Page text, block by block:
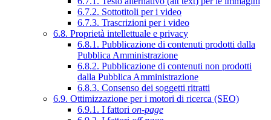
6.7.2. Sottotitoli per i video
6.7.3. Trascrizioni per i video
6.8. Proprietà intellettuale e privacy
6.8.1. Pubblicazione di contenuti prodotti dalla
Pubblica Amministrazione
6.8.2. Pubblicazione di contenuti non prodotti
dalla Pubblica Amministrazione
6.8.3. Consenso dei soggetti ritratti
6.9. Ottimizzazione per i motori di ricerca (SEO)
6.9.1. I fattori on-page